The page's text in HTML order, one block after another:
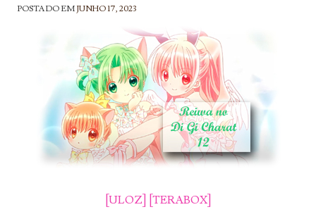
POSTADO EM JUNHO 17, 2023
[ULOZ] [TERABOX]